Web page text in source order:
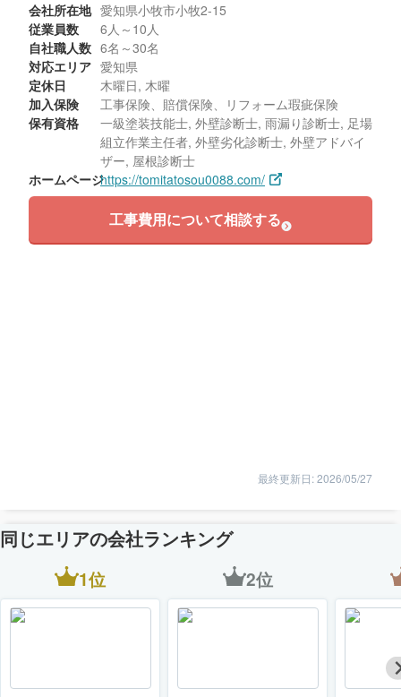
会社所在地 愛知県小牧市小牧2-15
従業員数
6人～10人
自社職人数 6名～30名
対応エリア 愛知県
定休日
木曜日, 木曜
加入保険
工事保険、賠償保険、リフォーム瑕疵保険
保有資格
一級塗装技能士, 外壁診断士, 雨漏り診断士, 足場
組立作業主任者, 外壁劣化診断士, 外壁アドバイ
ザー, 屋根診断士
ホームページhttps://tomitatosou0088.com/
工事費用について相談する
最終更新日: 2026/05/27
同じエリアの会社ランキング
1位 2位